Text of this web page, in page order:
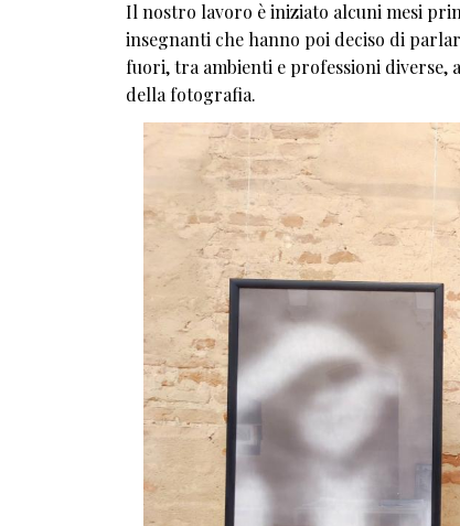
Il nostro lavoro è iniziato alcuni mesi
insegnanti che hanno poi deciso di
fuori, tra ambienti e professioni diverse,
della fotografia.